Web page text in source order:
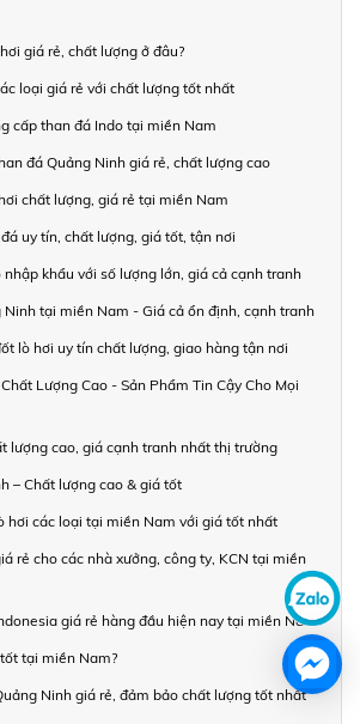
giá rẻ, chất lượng ở đâu?
loại giá rẻ với chất lượng tốt nhất
cấp than đá Indo tại miền Nam
đá Quảng Ninh giá rẻ, chất lượng cao
chất lượng, giá rẻ tại miền Nam
uy tín, chất lượng, giá tốt, tận nơi
nhập khẩu với số lượng lớn, giá cả cạnh tranh
Ninh tại miền Nam - Giá cả ổn định, cạnh tranh
lò hơi uy tín chất lượng, giao hàng tận nơi
Lượng Cao - Sản Phẩm Tin Cậy Cho Mọi
lượng cao, giá cạnh tranh nhất thị trường
– Chất lượng cao & giá tốt
hơi các loại tại miền Nam với giá tốt nhất
rẻ cho các nhà xưởng, công ty, KCN tại miền
giá rẻ hàng đầu hiện nay tại miền Nam
tại miền Nam?
Ninh giá rẻ, đảm bảo chất lượng tốt nhất